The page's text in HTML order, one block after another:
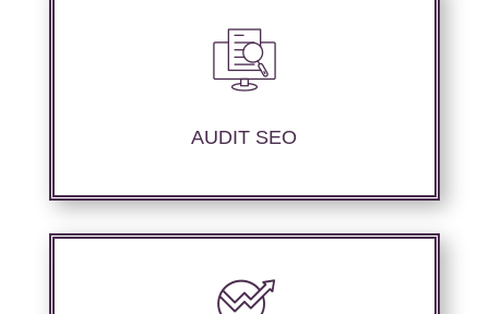
AUDIT SEO
Nous réalisons un audit de votre site web à
travers les mots clés pertinents, les principaux
Nous offrons des services d’optimisation